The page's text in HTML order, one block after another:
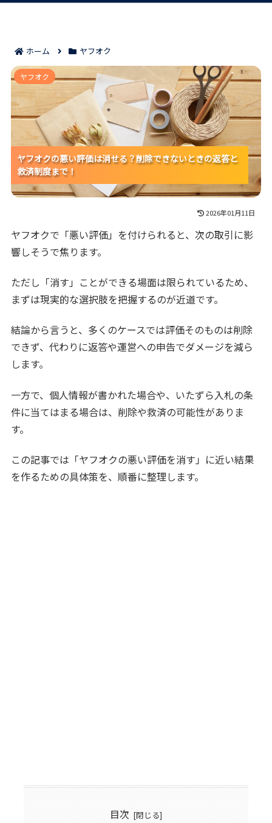
ホーム ヤフオク
ヤフオクの悪い評価は消せる？削除できないときの返
答と救済制度まで！
ヤフオクの悪い評価は消せる？削除できないときの返答と
救済制度まで！
ヤフオクの悪い評価は消せる？削除できないときの返答と
救済制度まで！
ヤフオクの悪い評価は消せる？削除できないときの返答と
救済制度まで！
ヤフオク
2026年01月11日
ヤフオクで「悪い評価」を付けられると、次の取引に影
響しそうで焦ります。
ただし「消す」ことができる場面は限られているため、
まずは現実的な選択肢を把握するのが近道です。
結論から言うと、多くのケースでは評価そのものは削除
できず、代わりに返答や運営への申告でダメージを減ら
します。
一方で、個人情報が書かれた場合や、いたずら入札の条
件に当てはまる場合は、削除や救済の可能性がありま
す。
この記事では「ヤフオクの悪い評価を消す」に近い結果
を作るための具体策を、順番に整理します。
目次